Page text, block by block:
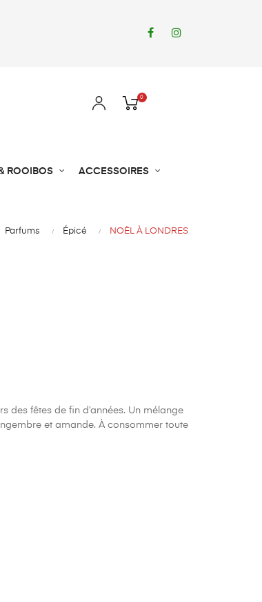
Facebook
0
ROOIBOS ACCESSOIRES
Parfums Épicé NOËL À LONDRES
des fêtes de fin d’années. Un mélange
et amande. À consommer toute